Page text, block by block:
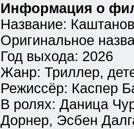
Информация о
Название:
Оригинальное
Год выхода: 2026
Жанр: Триллер,
Режиссёр: Каспер
В ролях: Даница
Дорнер, Эсбен